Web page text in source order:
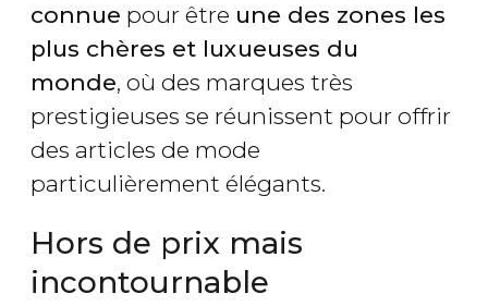
connue pour être une des zones les
plus chères et luxueuses du
monde, où des marques très
prestigieuses se réunissent pour offrir
des articles de mode
particulièrement élégants.
Hors de prix mais
incontournable